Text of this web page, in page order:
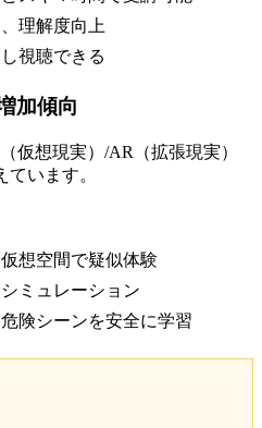
理解度向上
視聴できる
加傾向
仮想現実）/AR（拡張現実）
います。
想空間で疑似体験
ミュレーション
険シーンを安全に学習